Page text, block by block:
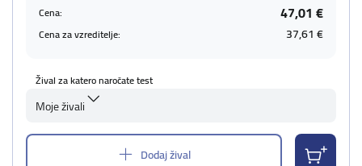
Cena: 47,01 €
Cena za vzreditelje: 37,61 €
Žival za katero naročate test
Moje živali
Dodaj žival